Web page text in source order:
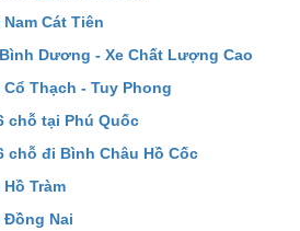
Cát Tiên
Dương - Xe Chất Lượng Cao
Thạch - Tuy Phong
chỗ tại Phú Quốc
chỗ đi Bình Châu Hồ Cốc
Tràm
Đồng Nai